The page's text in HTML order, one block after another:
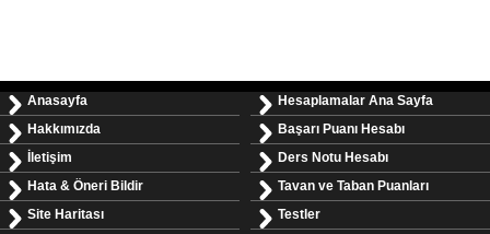
Anasayfa
Hakkımızda
İletişim
Hata & Öneri Bildir
Site Haritası
Hesaplamalar Ana Sayfa
Başarı Puanı Hesabı
Ders Notu Hesabı
Tavan ve Taban Puanları
Testler